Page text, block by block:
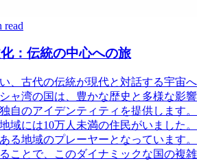
read
：伝統の中心への旅
、古代の伝統が現代と対話する宇宙
ャ湾の国は、豊かな歴史と多様な影
自のアイデンティティを提供します
域には10万人未満の住民がいました
る地域のプレーヤーとなっています
ことで、このダイナミックな国の複